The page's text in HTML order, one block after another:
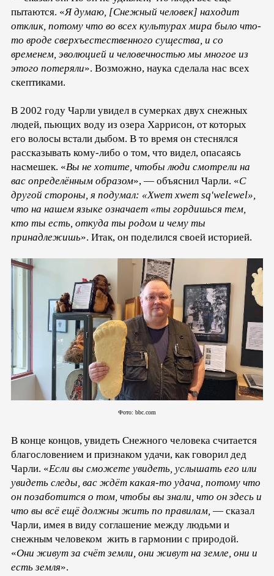
пытаются. «Я думаю, [Снежный человек] находит
отклик, потому что во всех культурах мира было что-
то вроде сверхъестественного существа, и со
временем, эволюцией и человечностью мы многое из
этого потеряли». Возможно, наука сделала нас всех
скептиками.
В 2002 году Чарли увидел в сумерках двух снежных
людей, пьющих воду из озера Харрисон, от которых
его волосы встали дыбом. В то время он стеснялся
рассказывать кому-либо о том, что видел, опасаясь
насмешек. «Вы не хотите, чтобы люди смотрели на
вас определённым образом», — объяснил Чарли. «С
другой стороны, я подумал: «Xwem xwem sq'welewel»,
что на нашем языке означает «ты гордишься тем,
кто ты есть, откуда ты родом и чему ты
принадлежишь». Итак, он поделился своей историей.
Фото: bbc.com
В конце концов, увидеть Снежного человека считается
благословением и признаком удачи, как говорил дед
Чарли. «Если вы сможете увидеть, услышать его или
увидеть следы, вас ждёт какая-то удача, потому что
он позаботится о том, чтобы вы знали, что он здесь и
что вы всё ещё должны жить по правилам, — сказал
Чарли, имея в виду соглашение между людьми и
снежным человеком жить в гармонии с природой.
«Они живут за счёт земли, они живут на земле, они и
есть земля».